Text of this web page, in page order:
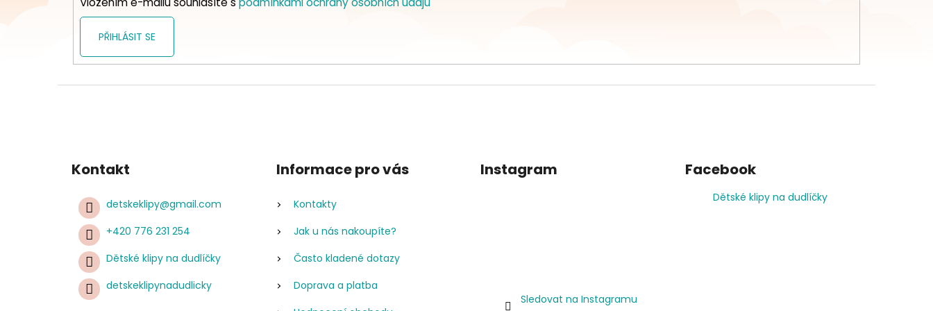
PŘIHLÁSIT SE
Kontakt
detskeklipy@gmail.com
+420 776 231 254
Dětské klipy na dudlíčky
detskeklipynadudlicky
Informace pro vás
Kontakty
Jak u nás nakoupíte?
Často kladené dotazy
Doprava a platba
Instagram
Sledovat na Instagramu
Facebook
Dětské klipy na dudlíčky